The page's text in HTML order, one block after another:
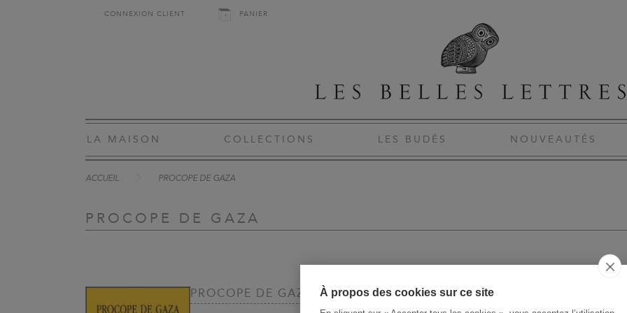
À propos des cookies sur ce site
CONNEXION CLIENT PANIER
LA MAISON COLLECTIONS LES BUDÉS NOUVEAUTÉS
ACCUEIL PROCOPE DE GAZA
PROCOPE DE GAZA
PROCOPE DE GAZA